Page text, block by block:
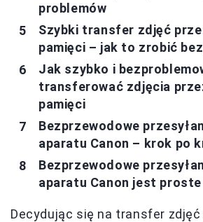
problemów
Szybki transfer zdjęć
pamięci – jak to zrobić
Jak szybko i
transferować zdjęcia
pamięci
Bezprzewodowe
aparatu Canon – krok po
Bezprzewodowe
aparatu Canon jest
Decydując się na transfer